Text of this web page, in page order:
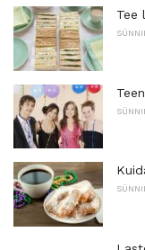
Tee